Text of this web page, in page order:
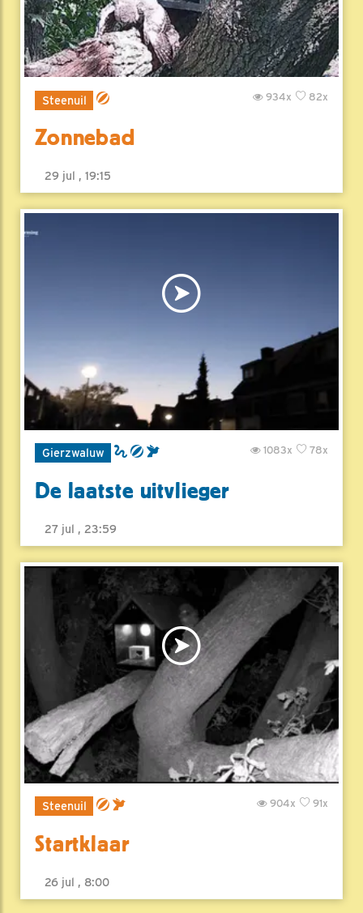
Steenuil 82x
934x
Zonnebad
29 jul , 19:15
Gierzwaluw 78x
1083x
De laatste uitvlieger
27 jul , 23:59
Steenuil 91x
904x
Startklaar
26 jul , 8:00